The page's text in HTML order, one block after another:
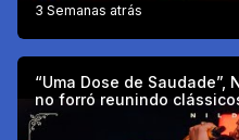
3 Semanas atrás
“Uma Dose de
no forró reunindo